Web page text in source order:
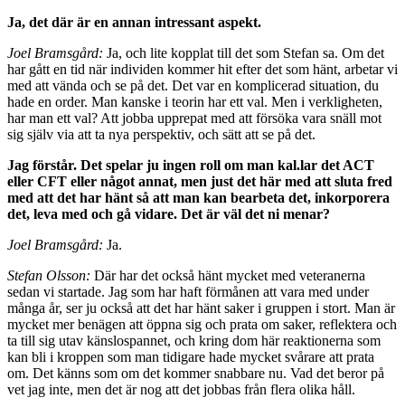
Ja, det där är en annan intressant aspekt.
Joel Bramsgård: Ja, och lite kopplat till det som Stefan sa. Om det
har gått en tid när individen kommer hit efter det som hänt, arbetar vi
med att vända och se på det. Det var en komplicerad situation, du
hade en or­der. Man kanske i teorin har ett val. Men i verkligheten,
har man ett val? Att jobba upprepat med att försöka vara snäll mot
sig själv via att ta nya perspektiv, och sätt att se på det.
Jag förstår. Det spelar ju ingen roll om man kal.­lar det ACT
eller CFT eller något annat, men just det här med att sluta fred
med att det har hänt så att man kan bearbeta det, inkorporera
det, leva med och gå vidare. Det är väl det ni menar?
Joel Bramsgård: Ja.
Stefan Olsson: Där har det också hänt mycket med vete­ranerna
sedan vi startade. Jag som har haft förmånen att vara med under
många år, ser ju också att det har hänt saker i gruppen i stort. Man är
mycket mer benägen att öppna sig och prata om saker, reflektera och
ta till sig utav känslospannet, och kring dom här reaktionerna som
kan bli i kroppen som man tidigare hade mycket svårare att prata
om. Det känns som om det kommer snabbare nu. Vad det beror på
vet jag inte, men det är nog att det jobbas från flera olika håll.